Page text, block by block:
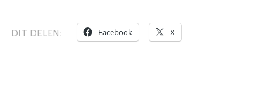
DIT DELEN: Facebook X